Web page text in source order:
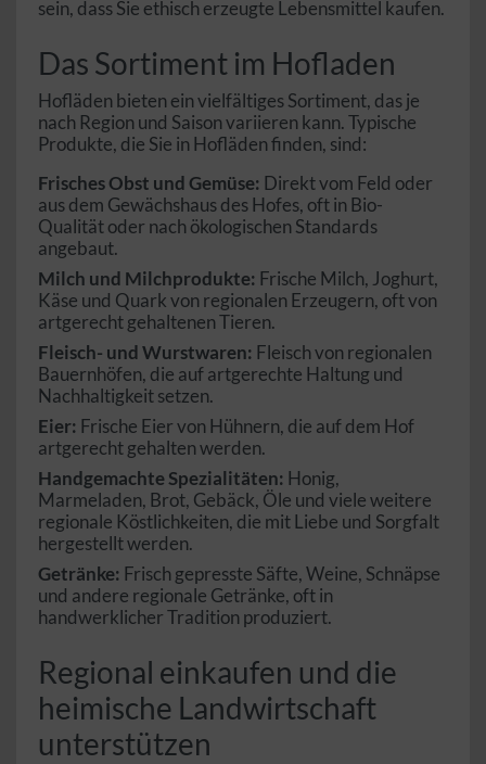
sein, dass Sie ethisch erzeugte Lebensmittel kaufen.
Das Sortiment im Hofladen
Hofläden bieten ein vielfältiges Sortiment, das je
nach Region und Saison variieren kann. Typische
Produkte, die Sie in Hofläden finden, sind:
Frisches Obst und Gemüse: Direkt vom Feld oder
aus dem Gewächshaus des Hofes, oft in Bio-
Qualität oder nach ökologischen Standards
angebaut.
Milch und Milchprodukte: Frische Milch, Joghurt,
Käse und Quark von regionalen Erzeugern, oft von
artgerecht gehaltenen Tieren.
Fleisch- und Wurstwaren: Fleisch von regionalen
Bauernhöfen, die auf artgerechte Haltung und
Nachhaltigkeit setzen.
Eier: Frische Eier von Hühnern, die auf dem Hof
artgerecht gehalten werden.
Handgemachte Spezialitäten: Honig,
Marmeladen, Brot, Gebäck, Öle und viele weitere
regionale Köstlichkeiten, die mit Liebe und Sorgfalt
hergestellt werden.
Getränke: Frisch gepresste Säfte, Weine, Schnäpse
und andere regionale Getränke, oft in
handwerklicher Tradition produziert.
Regional einkaufen und die
heimische Landwirtschaft
unterstützen